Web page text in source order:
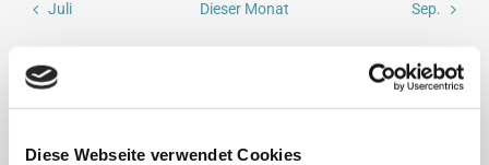
Diese Webseite verwendet Cookies
Juli Dieser Monat Sep.